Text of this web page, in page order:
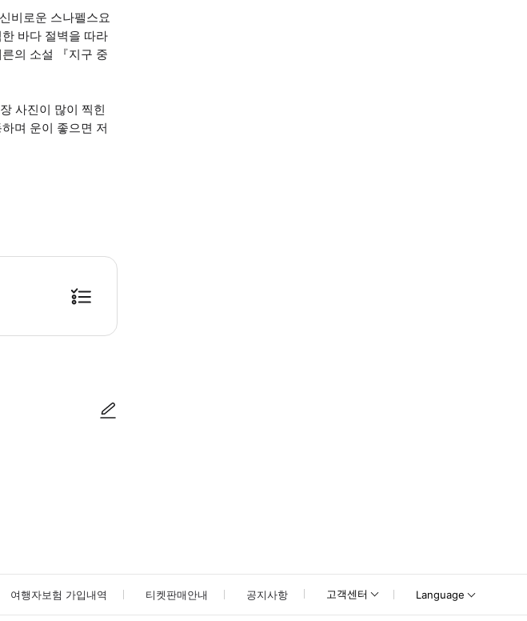
비로운 스나펠스요
바다 절벽을 따라
의 소설 『지구 중
사진이 많이 찍힌
며 운이 좋으면 저
진 촬영 및 탐험을위한 추가 시간도 포함됩니다. * 소요시간 : 720분 (옵션에 따라 소요 시간이 다를 수 있으니
여행자보험 가입내역 티켓판매안내 공지사항 고객센터 Language